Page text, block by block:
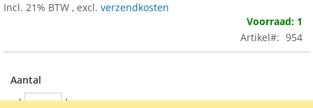
Incl. 21% BTW , excl. verzendkosten
Voorraad: 1
Artikel
954
Aantal